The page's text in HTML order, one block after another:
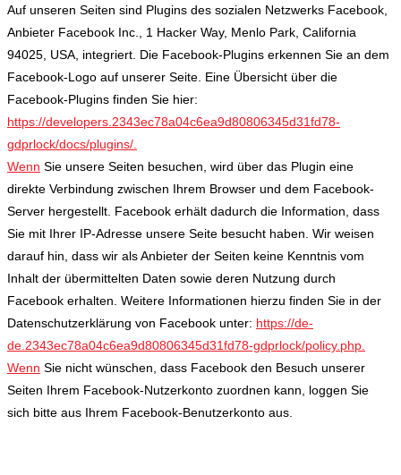
Auf unseren Seiten sind Plugins des sozialen Netzwerks Facebook,
Anbieter Facebook Inc., 1 Hacker Way, Menlo Park, California
94025, USA, integriert. Die Facebook-Plugins erkennen Sie an dem
Facebook-Logo auf unserer Seite. Eine Übersicht über die
Facebook-Plugins finden Sie hier:
https://developers.2343ec78a04c6ea9d80806345d31fd78-
gdprlock/docs/plugins/.
Wenn Sie unsere Seiten besuchen, wird über das Plugin eine
direkte Verbindung zwischen Ihrem Browser und dem Facebook-
Server hergestellt. Facebook erhält dadurch die Information, dass
Sie mit Ihrer IP-Adresse unsere Seite besucht haben. Wir weisen
darauf hin, dass wir als Anbieter der Seiten keine Kenntnis vom
Inhalt der übermittelten Daten sowie deren Nutzung durch
Facebook erhalten. Weitere Informationen hierzu finden Sie in der
Datenschutzerklärung von Facebook unter: https://de-
de.2343ec78a04c6ea9d80806345d31fd78-gdprlock/policy.php.
Wenn Sie nicht wünschen, dass Facebook den Besuch unserer
Seiten Ihrem Facebook-Nutzerkonto zuordnen kann, loggen Sie
sich bitte aus Ihrem Facebook-Benutzerkonto aus.